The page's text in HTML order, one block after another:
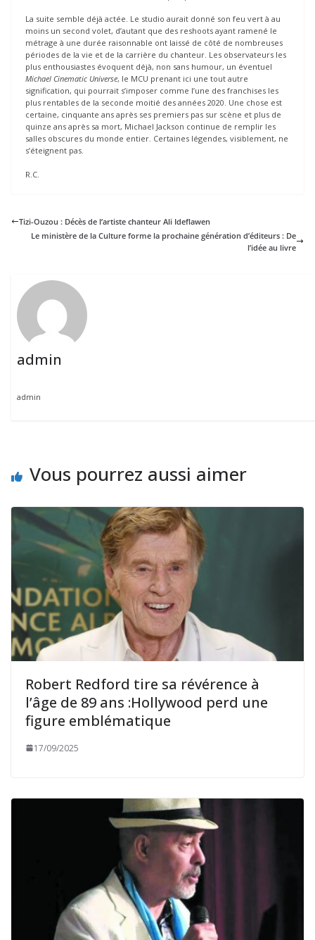
La suite semble déjà actée. Le studio aurait donné son feu vert à au
moins un second volet, d’autant que des reshoots ayant ramené le
métrage à une durée raisonnable ont laissé de côté de nombreuses
périodes de la vie et de la carrière du chanteur. Les observateurs les
plus enthousiastes évoquent déjà, non sans humour, un éventuel
Michael Cinematic Universe, le MCU prenant ici une tout autre
signification, qui pourrait s’imposer comme l’une des franchises les
plus rentables de la seconde moitié des années 2020. Une chose est
certaine, cinquante ans après ses premiers pas sur scène et plus de
quinze ans après sa mort, Michael Jackson continue de remplir les
salles obscures du monde entier. Certaines légendes, visiblement, ne
s’éteignent pas.
R.C.
Tizi-Ouzou : Décès de l’artiste chanteur Ali Ideflawen
Le ministère de la Culture forme la prochaine génération d’éditeurs : De
l’idée au livre
admin
admin
Vous pourrez aussi aimer
Robert Redford tire sa révérence à
l’âge de 89 ans :Hollywood perd une
figure emblématique
17/09/2025